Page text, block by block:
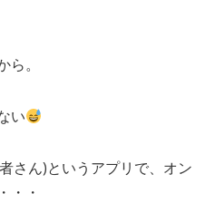
。
い
さん)というアプリで、オン
・・